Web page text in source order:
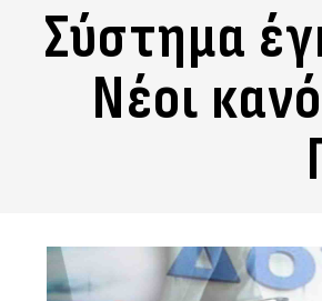
Σύστημα
Νέοι